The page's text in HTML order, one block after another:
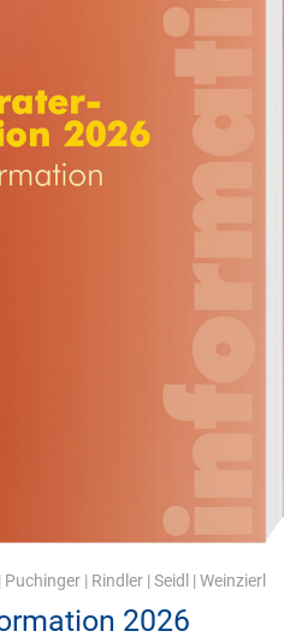
Puchinger | Rindler | Seidl | Weinzierl
2026